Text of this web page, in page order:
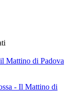
Mattino di Padova
- Il Mattino di